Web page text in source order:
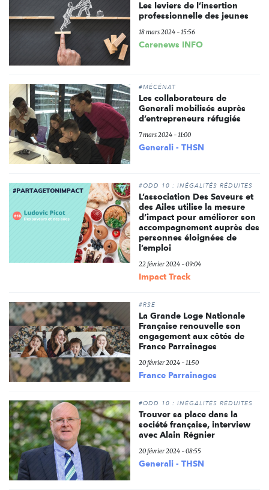
Les leviers de l’insertion
professionnelle des jeunes
18 mars 2024 - 15:56
Carenews INFO
#MÉCÉNAT
Les collaborateurs de
Generali mobilisés auprès
d’entrepreneurs réfugiés
7 mars 2024 - 11:00
Generali - THSN
#ODD 10 : INÉGALITÉS RÉDUITES
L’association Des Saveurs et
des Ailes utilise la mesure
d’impact pour améliorer son
accompagnement auprès des
personnes éloignées de
l’emploi
22 février 2024 - 09:04
Impact Track
#RSE
La Grande Loge Nationale
Française renouvelle son
engagement aux côtés de
France Parrainages
20 février 2024 - 11:50
France Parrainages
#ODD 10 : INÉGALITÉS RÉDUITES
Trouver sa place dans la
société française, interview
avec Alain Régnier
20 février 2024 - 08:55
Generali - THSN